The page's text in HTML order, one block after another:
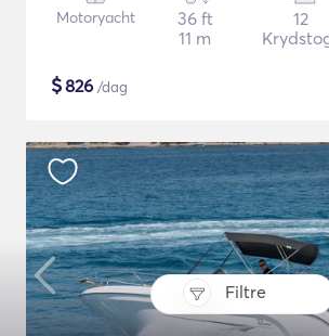
Filtre
Motoryacht
36 ft
11 m
12
$826 /dag